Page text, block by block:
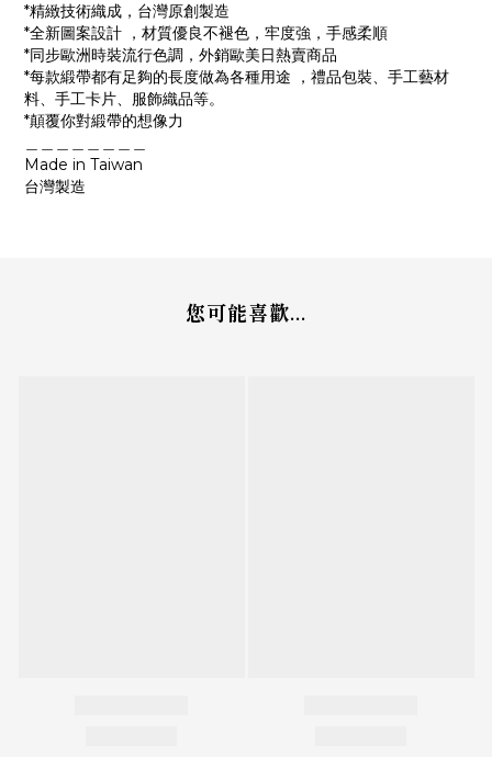
*精緻技術織成，台灣原創製造
*全新圖案設計 ，材質優良不褪色，牢度強，手感柔順
*同步歐洲時裝流行色調，外銷歐美日熱賣商品
*每款緞帶都有足夠的長度做為各種用途 ，禮品包裝、手工藝材
料、手工卡片、服飾織品等。
*顛覆你對緞帶的想像力
Made in Taiwan
台灣製造
您可能喜歡...